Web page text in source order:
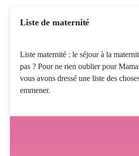
Liste de maternité
Liste maternité : le séjour à la
pas ? Pour ne rien oublier pour
vous avons dressé une liste des
emmener.